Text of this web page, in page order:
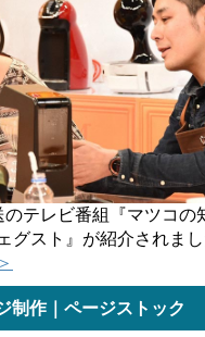
テレビ番組『マツコの
グスト』が紹介されま
制作｜ページストック